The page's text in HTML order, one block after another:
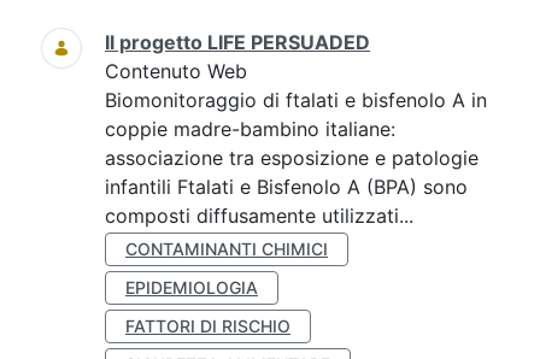
Il progetto LIFE PERSUADED
Contenuto Web
Biomonitoraggio di ftalati e bisfenolo A in
coppie madre-bambino italiane:
associazione tra esposizione e patologie
infantili Ftalati e Bisfenolo A (BPA) sono
composti diffusamente utilizzati...
CONTAMINANTI CHIMICI
EPIDEMIOLOGIA
FATTORI DI RISCHIO